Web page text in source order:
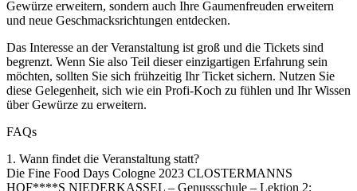
Gewürze erweitern, sondern auch Ihre Gaumenfreuden erweitern
und neue Geschmacksrichtungen entdecken.
Das Interesse an der Veranstaltung ist groß und die Tickets sind
begrenzt. Wenn Sie also Teil dieser einzigartigen Erfahrung sein
möchten, sollten Sie sich frühzeitig Ihr Ticket sichern. Nutzen Sie
diese Gelegenheit, sich wie ein Profi-Koch zu fühlen und Ihr Wissen
über Gewürze zu erweitern.
FAQs
1. Wann findet die Veranstaltung statt?
Die Fine Food Days Cologne 2023 CLOSTERMANNS
HOF****S NIEDERKASSEL – Genussschule – Lektion 2: